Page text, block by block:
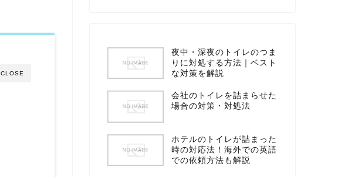
CLOSE
夜中・深夜のトイレのつま
りに対処する方法｜ベスト
な対策を解説
会社のトイレを詰まらせた
場合の対策・対処法
ホテルのトイレが詰まった
時の対応法！海外での英語
での依頼方法も解説